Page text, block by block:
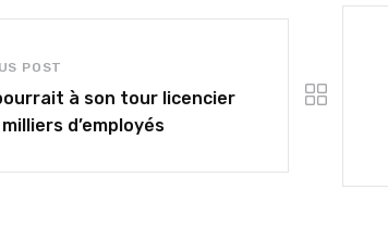
POST
à son tour licencier
d’employés